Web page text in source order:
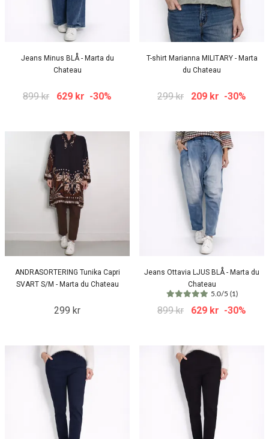
Jeans Minus BLÅ - Marta du
Chateau
899 kr 629 kr -30%
T-shirt Marianna MILITARY - Marta
du Chateau
299 kr 209 kr -30%
ANDRASORTERING Tunika Capri
SVART S/M - Marta du Chateau
299 kr
Jeans Ottavia LJUS BLÅ - Marta du
Chateau
5.0/5 (1)
899 kr 629 kr -30%